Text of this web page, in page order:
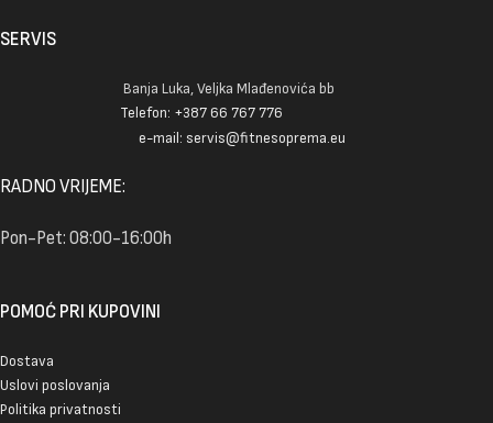
SERVIS
Banja Luka, Veljka Mlađenovića bb
Telefon: +387 66 767 776
e-mail: servis@fitnesoprema.eu
RADNO VRIJEME:
Pon-Pet: 08:00-16:00h
POMOĆ PRI KUPOVINI
Dostava
Uslovi poslovanja
Politika privatnosti